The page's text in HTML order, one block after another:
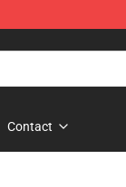
Contact